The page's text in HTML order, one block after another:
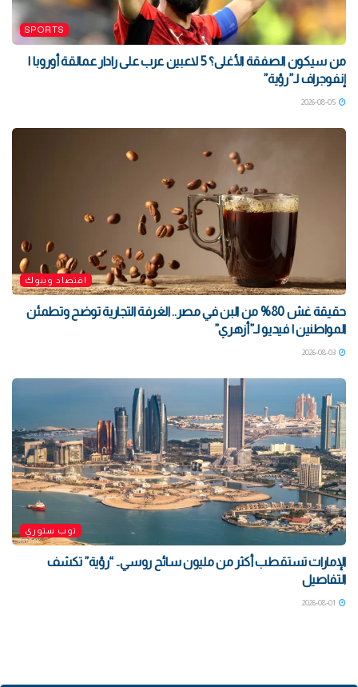
SPORTS
من سيكون الصفقة الأغلى؟ 5 لاعبين عرب على رادار عمالقة أوروبا |
إنفوجراف لـ”رؤية”
اقتصاد وبنوك
حقيقة غش 80% من البن في مصر.. الغرفة التجارية توضح وتطمئن
المواطنين | فيديو لـ”أزهري”
توب ستوري
الإمارات تستقطب أكثر من مليون سائح روسي.. “رؤية” تكشف
التفاصيل